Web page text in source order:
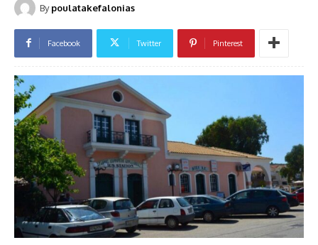
By poulatakefalonias
Facebook Twitter Pinterest